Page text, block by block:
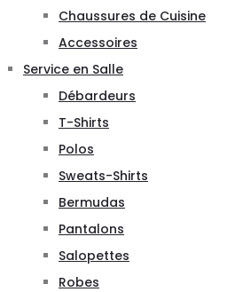
Chaussures de Cuisine
Accessoires
Service en Salle
Débardeurs
T-Shirts
Polos
Sweats-Shirts
Bermudas
Pantalons
Salopettes
Robes